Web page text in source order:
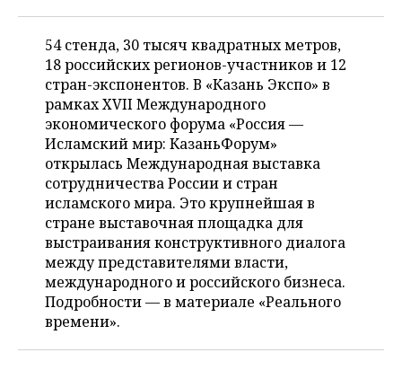
ОТКРЫТАЯ ЛЕКЦИЯ
БАСКЕТБОЛ
ВОЛЕЙБОЛ
КИБЕРСПОРТ
ФИГУРНОЕ КАТАНИЕ
ВОДНЫЕ ВИДЫ СПОРТА
ХОККЕЙ С МЯЧОМ
ИНФРАСТРУКТУРА
ИСТОРИЯ
КУЛЬТУРА
МЕДИЦИНА
ОБРАЗОВАНИЕ
ПРОИСШЕСТВИЯ
СПИСОК ПЕРСОН
СПИСОК КОМПАНИЙ
ПОЛНАЯ ВЕРСИЯ
54 стенда, 30 тысяч квадратных метров,
18 российских регионов-участников и 12
стран-экспонентов. В «Казань Экспо» в
рамках XVII Международного
экономического форума «Россия —
Исламский мир: КазаньФорум»
открылась Международная выставка
сотрудничества России и стран
исламского мира. Это крупнейшая в
стране выставочная площадка для
выстраивания конструктивного диалога
между представителями власти,
международного и российского бизнеса.
Подробности — в материале «Реального
времени».